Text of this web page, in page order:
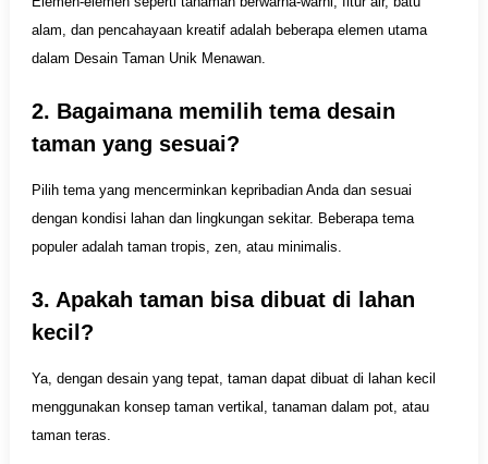
alam, dan pencahayaan kreatif adalah beberapa elemen utama
dalam Desain Taman Unik Menawan.
2. Bagaimana memilih tema desain
taman yang sesuai?
Pilih tema yang mencerminkan kepribadian Anda dan sesuai
dengan kondisi lahan dan lingkungan sekitar. Beberapa tema
populer adalah taman tropis, zen, atau minimalis.
3. Apakah taman bisa dibuat di lahan
kecil?
Ya, dengan desain yang tepat, taman dapat dibuat di lahan kecil
menggunakan konsep taman vertikal, tanaman dalam pot, atau
taman teras.